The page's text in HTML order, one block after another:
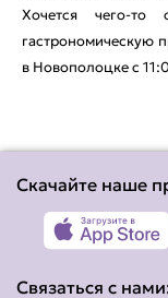
Хочется чего-то
гастрономическую
в Новополоцке с
Капибара –
доставке. В меню
продуктов в
и соусами на
Скачайте наше
Связаться с